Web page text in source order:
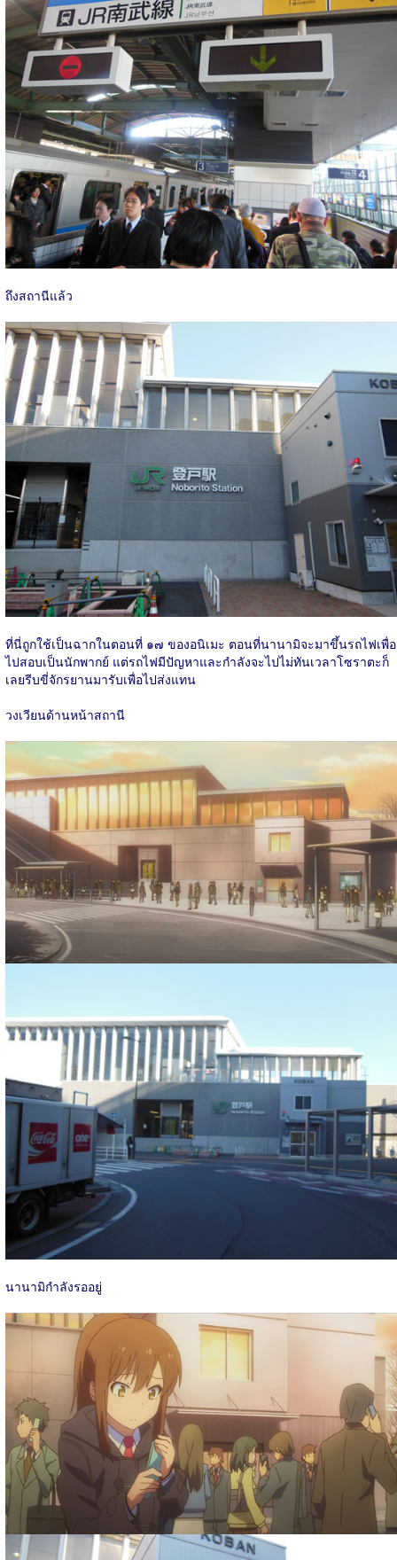
ถึงสถานีแล้ว
ที่นี่ถูกใช้เป็นฉากในตอนที่ ๑๗ ของอนิเมะ ตอนที่นานามิจะมาขึ้นรถไฟเพื่อ
ไปสอบเป็นนักพากย์ แต่รถไฟมีปัญหาและกำลังจะไปไม่ทันเวลาโซราตะก็
เลยรีบขี่จักรยานมารับเพื่อไปส่งแทน
วงเวียนด้านหน้าสถานี
นานามิกำลังรออยู่